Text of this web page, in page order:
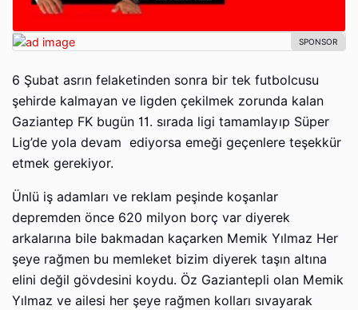
6 Şubat asrın felaketinden sonra bir tek futbolcusu
şehirde kalmayan ve ligden çekilmek zorunda kalan
Gaziantep FK bugün 11. sırada ligi tamamlayıp Süper
Lig’de yola devam ediyorsa emeği geçenlere teşekkür
etmek gerekiyor.
Ünlü iş adamları ve reklam peşinde koşanlar
depremden önce 620 milyon borç var diyerek
arkalarına bile bakmadan kaçarken Memik Yılmaz Her
şeye rağmen bu memleket bizim diyerek taşın altına
elini değil gövdesini koydu. Öz Gaziantepli olan Memik
Yılmaz ve ailesi her şeye rağmen kolları sıvayarak